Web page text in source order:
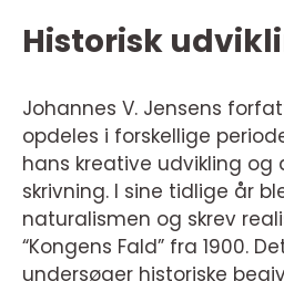
Historisk
Johannes V. Jensens
opdeles i forskellige
hans kreative udvikling
skrivning. I sine tidlige år
naturalismen og skrev
“Kongens Fald” fra 1900.
undersøger historiske